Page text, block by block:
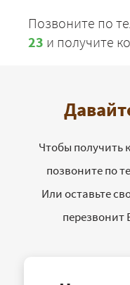
Позвоните по
23 и получите
Чтобы получить
позвоните по
Или оставьте
перезвонит